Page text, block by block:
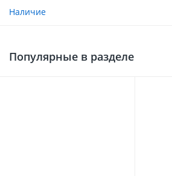
Наличие
Популярные в разделе